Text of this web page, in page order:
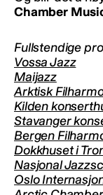
Chamber
Fullstendige
Vossa Jazz
Maijazz
Arktisk
Kilden
Stavanger
Bergen
Dokkhuset i
Nasjonal
Oslo